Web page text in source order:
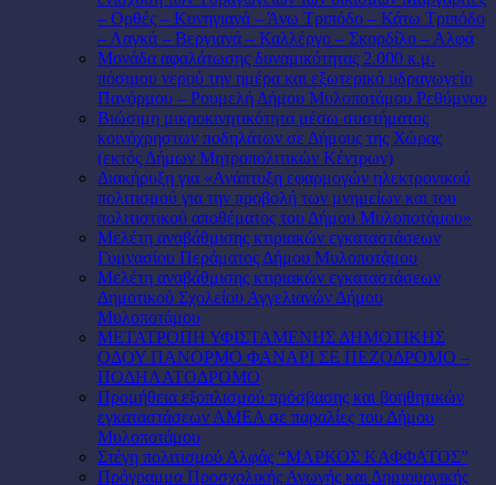
– Ορθές – Κυνηγιανά – Άνω Τριπόδο – Κάτω Τριπόδο
– Λαγκά – Βεργιανά – Καλλέργο – Σκορδίλο – Αλφά
Μονάδα αφαλάτωσης δυναμικότητας 2.000 κ.μ.
πόσιμου νερού την ημέρα και εξωτερικό υδραγωγείο
Πανόρμου – Ρουμελή Δήμου Μυλοποτάμου Ρεθύμνου
Βιώσιμη μικροκινητικότητα μέσω συστήματος
κοινόχρηστων ποδηλάτων σε Δήμους της Χώρας
(εκτός Δήμων Μητροπολιτικών Κέντρων)
Διακήρυξη για «Ανάπτυξη εφαρμογών ηλεκτρονικού
πολιτισμού για την προβολή των μνημείων και του
πολιτιστικού αποθέματος του Δήμου Μυλοποτάμου»
Μελέτη αναβάθμισης κτιριακών εγκαταστάσεων
Γυμνασίου Περάματος Δήμου Μυλοποτάμου
Μελέτη αναβάθμισης κτιριακών εγκαταστάσεων
Δημοτικού Σχολείου Αγγελιανών Δήμου
Μυλοποτάμου
ΜΕΤΑΤΡΟΠΗ ΥΦΙΣΤΑΜΕΝΗΣ ΔΗΜΟΤΙΚΗΣ
ΟΔΟΥ ΠΑΝΟΡΜΟ ΦΑΝΑΡΙ ΣΕ ΠΕΖΟΔΡΟΜΟ –
ΠΟΔΗΛΑΤΟΔΡΟΜΟ
Προμήθεια εξοπλισμού πρόσβασης και βοηθητικών
εγκαταστάσεων ΑΜΕΑ σε παραλίες του Δήμου
Μυλοποτάμου
Στέγη πολιτισμού Αλφάς “ΜΑΡΚΟΣ ΚΑΦΦΑΤΟΣ”
Πρόγραμμα Προσχολικής Αγωγής και Δημιουργικής